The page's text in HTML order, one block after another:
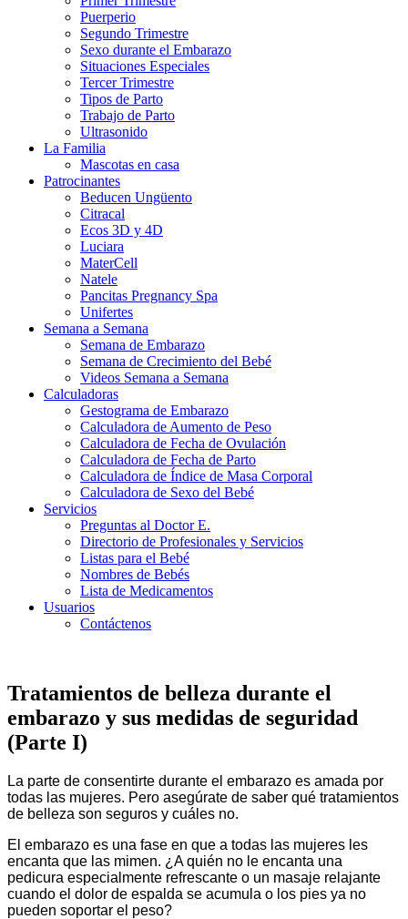
Puerperio
Segundo Trimestre
Sexo durante el Embarazo
Situaciones Especiales
Tercer Trimestre
Tipos de Parto
Trabajo de Parto
Ultrasonido
La Familia
Mascotas en casa
Patrocinantes
Beducen Ungüento
Citracal
Ecos 3D y 4D
Luciara
MaterCell
Natele
Pancitas Pregnancy Spa
Unifertes
Semana a Semana
Semana de Embarazo
Semana de Crecimiento del Bebé
Videos Semana a Semana
Calculadoras
Gestograma de Embarazo
Calculadora de Aumento de Peso
Calculadora de Fecha de Ovulación
Calculadora de Fecha de Parto
Calculadora de Índice de Masa Corporal
Calculadora de Sexo del Bebé
Servicios
Preguntas al Doctor E.
Directorio de Profesionales y Servicios
Listas para el Bebé
Nombres de Bebés
Lista de Medicamentos
Usuarios
Contáctenos
Tratamientos de belleza durante el
embarazo y sus medidas de seguridad
(Parte I)
La parte de consentirte durante el embarazo es amada por
todas las mujeres. Pero asegúrate de saber qué tratamientos
de belleza son seguros y cuáles no.
El embarazo es una fase en que a todas las mujeres les
encanta que las mimen. ¿A quién no le encanta una
pedicura especialmente refrescante o un masaje relajante
cuando el dolor de espalda se acumula o los pies ya no
pueden soportar el peso?